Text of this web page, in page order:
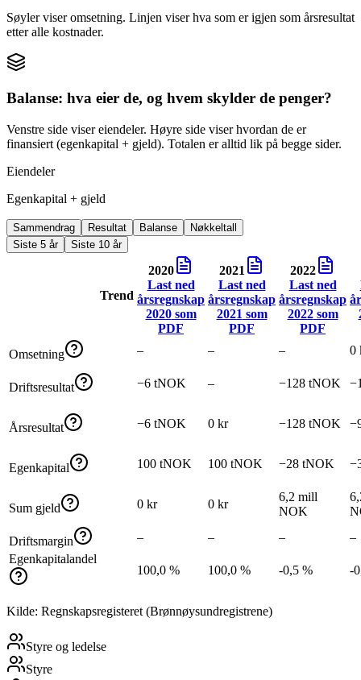
Søyler viser omsetning. Linjen viser hva som er igjen som årsresultat
etter alle kostnader.
Balanse: hva eier de, og hvem skylder de penger?
Venstre side viser eiendeler. Høyre side viser hvordan de er
finansiert (egenkapital + gjeld). Totalen er alltid lik på begge sider.
Eiendeler
Egenkapital + gjeld
Sammendrag Resultat Balanse
Nøkkeltall
Siste 5 år
Siste 10 år
Trend
2020
Last ned
årsregnskap
2020som
PDF
2021
Last ned
årsregnskap
2021 som
PDF
2022
Last ned
årsregnskap
2022som
PDF
Omsetning – – – 0
Driftsresultat −6 tNOK – −128 tNOK
Årsresultat −6 tNOK 0 kr −128 tNOK
Egenkapital 100 tNOK 100 tNOK −28 tNOK
Sum gjeld 0 kr 0 kr
6,2 mill
NOK
Driftsmargin – – –
–
Egenkapitalandel
100,0 %
100,0 % -0,5 % -
Kilde: Regnskapsregisteret (Brønnøysundregistrene)
Styre og ledelse
Styre